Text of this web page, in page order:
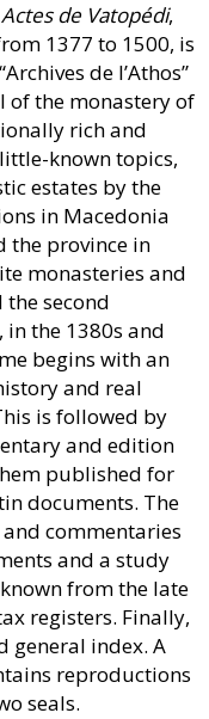
Actes de Vatopédi,
1377 to 1500, is
de l’Athos”
of the monastery of
rich and
known topics,
estates by the
in Macedonia
the province in
monasteries and
second
the 1380s and
begins with an
and real
is followed by
and edition
published for
documents. The
commentaries
and a study
from the late
registers. Finally,
general index. A
reproductions
seals.